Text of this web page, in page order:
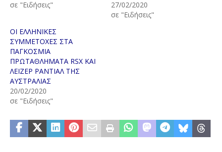
σε "Ειδήσεις"
27/02/2020
σε "Ειδήσεις"
ΟΙ ΕΛΛΗΝΙΚΕΣ
ΣΥΜΜΕΤΟΧΕΣ ΣΤΑ
ΠΑΓΚΟΣΜΙΑ
ΠΡΩΤΑΘΛΗΜΑΤΑ RSX ΚΑΙ
ΛΕΙΖΕΡ ΡΑΝΤΙΑΛ ΤΗΣ
ΑΥΣΤΡΑΛΙΑΣ
20/02/2020
σε "Ειδήσεις"